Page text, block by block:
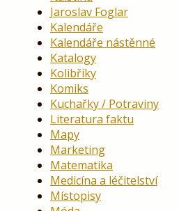
Jaroslav Foglar
Kalendáře
Kalendáře nástěnné
Katalogy
Kolibříky
Komiks
Kuchařky / Potraviny
Literatura faktu
Mapy
Marketing
Matematika
Medicína a léčitelství
Místopisy